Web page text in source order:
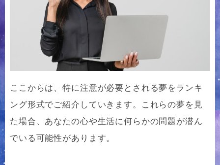
ここからは、特に注意が必要とされる夢をランキ
ング形式でご紹介していきます。これらの夢を見
た場合、あなたの心や生活に何らかの問題が潜ん
でいる可能性があります。